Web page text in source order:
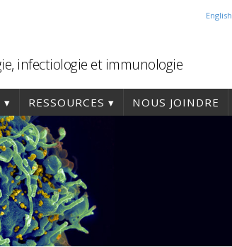
English
infectiologie et immunologie
RESSOURCES NOUS JOINDRE